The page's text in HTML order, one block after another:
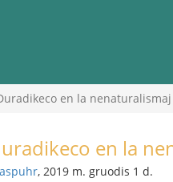
en la
en la
, 2019 m. gruodis 1 d.